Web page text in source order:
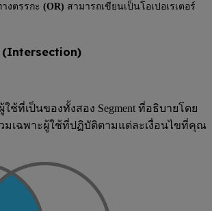
งตรรกะ (OR) สามารถเขียนเป็นโอเปอเรเตอร์
(Intersection)
ใช้ที่เป็นของทั้งสอง Segment ที่อธิบายโดย
มเฉพาะผู้ใช้ที่ปฏิบัติตามแต่ละเงื่อนไขที่คุณ